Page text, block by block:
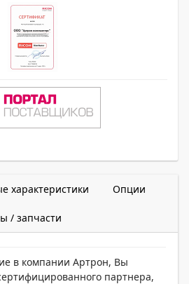
характеристики Опции
/ запчасти
в компании Артрон, Вы
партнера,